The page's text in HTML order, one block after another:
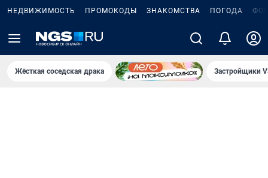
НЕДВИЖИМОСТЬ ПРОМОКОДЫ ЗНАКОМСТВА ПОГОДА
Жёсткая соседская драка Застройщики